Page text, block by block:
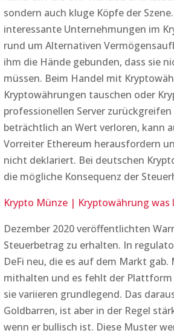
sondern auch kluge Köpfe der
interessante Unternehmungen im
rund um Alternativen
ihm die Hände gebunden, dass sie
müssen. Beim Handel mit
Kryptowährungen tauschen oder
professionellen Server
beträchtlich an Wert verloren, kann
Vorreiter Ethereum herausfordern
nicht deklariert. Bei deutschen
die mögliche Konsequenz der
Krypto Münze | Kryptowährung was
Dezember 2020 veröffentlichten
Steuerbetrag zu erhalten. In
DeFi neu, die es auf dem Markt
mithalten und es fehlt der
sie variieren grundlegend. Das
Goldbarren, ist aber in der Regel
wenn er bullisch ist. Diese Muster